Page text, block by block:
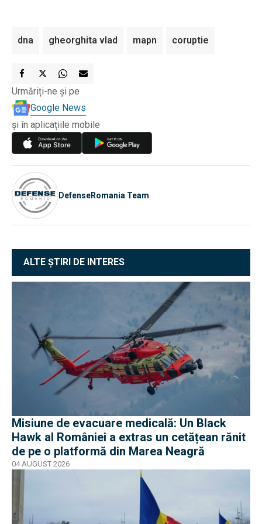
dna gheorghita vlad mapn coruptie
Urmăriți-ne și pe
Google News
și în aplicațiile mobile
DefenseRomania Team
ALTE ȘTIRI DE INTERES
Misiune de evacuare medicală: Un Black
Hawk al României a extras un cetățean rănit
de pe o platformă din Marea Neagră
04 AUGUST 2026